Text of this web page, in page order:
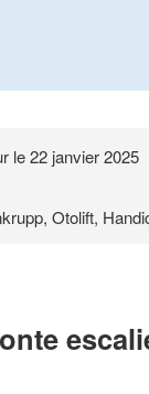
le22 janvier 2025
Otolift,